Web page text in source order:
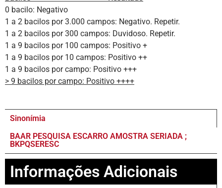
0 bacilo: Negativo
1 a 2 bacilos por 3.000 campos: Negativo. Repetir.
1 a 2 bacilos por 300 campos: Duvidoso. Repetir.
1 a 9 bacilos por 100 campos: Positivo +
1 a 9 bacilos por 10 campos: Positivo ++
1 a 9 bacilos por campo: Positivo +++
> 9 bacilos por campo: Positivo ++++
Sinonímia
BAAR PESQUISA ESCARRO AMOSTRA SERIADA ;
BKPQSERESC
Informações Adicionais